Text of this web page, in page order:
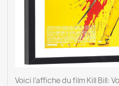
Voici l’affiche du film Kill Bill: